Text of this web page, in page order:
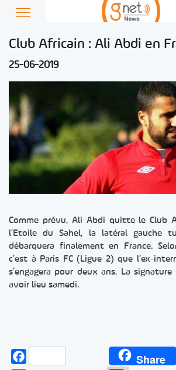
Club Africain : Ali Abdi en
25-06-2019
Comme prévu, Ali Abdi quitte le Club
l’Etoile du Sahel, la latéral gauche
débarquera finalement en France.
c’est à Paris FC (Ligue 2) que l’ex-
s’engagera pour deux ans. La
avoir lieu samedi.
Facebook Share